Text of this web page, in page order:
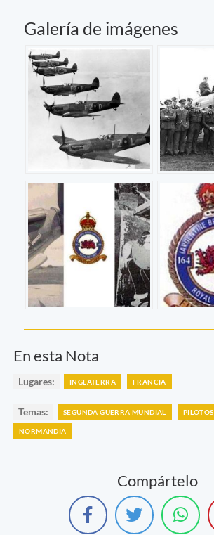
Galería de imágenes
En esta Nota
Lugares: INGLATERRA FRANCIA
Temas: SEGUNDA GUERRA MUNDIAL PILOTOS
NORMANDIA
Compártelo